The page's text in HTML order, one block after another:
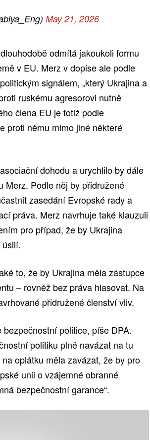
May 21, 2026
odmítá jakoukoli formu
v EU. Merz v dopise ale podle
signálem, „který Ukrajina a
ruskému agresorovi nutně
člena EU je totiž podle
proti němu mimo jiné některé
dohodu a urychlilo by dále
Merz. Podle něj by přidružené
zasedání Evropské rady a
práva. Merz navrhuje také klauzuli
pro případ, že by Ukrajina
to, že by Ukrajina měla zástupce
– rovněž bez práva hlasovat. Na
přidružené členství vliv.
politice, píše DPA.
politiku plně navázat na tu
oplátku měla zavázat, že by pro
unii o vzájemné obranné
bezpečnostní garance“.